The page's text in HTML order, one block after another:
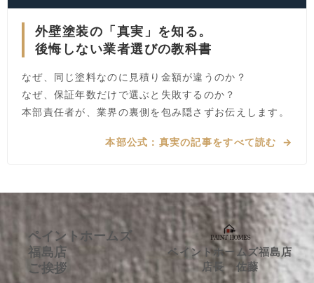
外壁塗装の「真実」を知る。
後悔しない業者選びの教科書
なぜ、同じ塗料なのに見積り金額が違うのか？
なぜ、保証年数だけで選ぶと失敗するのか？
本部責任者が、業界の裏側を包み隠さずお伝えします。
本部公式：真実の記事をすべて読む
ペイントホームズ
福島店
ご挨拶
ペイントホームズ福島店
店長 佐藤